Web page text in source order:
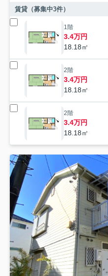
賃貸（募集中3件）
1階
3.4万円
18.18㎡
2階
3.4万円
18.18㎡
2階
3.4万円
18.18㎡